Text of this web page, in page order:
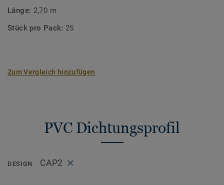
Länge: 2,70 m
Stück pro Pack: 25
Zum Vergleich hinzufügen
PVC Dichtungsprofil
DESIGN CAP2